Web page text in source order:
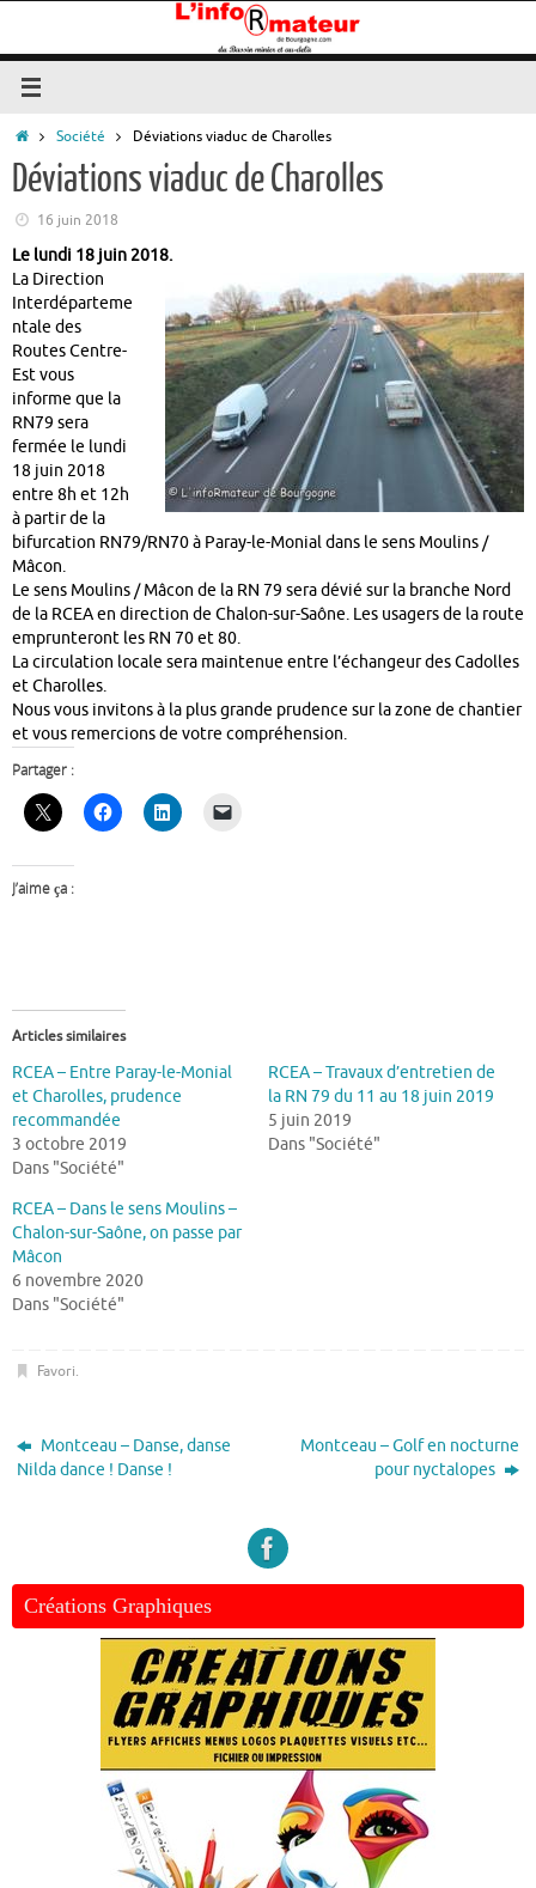
contenu
Accueil
Société Déviations viaduc de Charolles
Déviations viaduc de Charolles
16 juin 2018
Le lundi 18 juin 2018.
La Direction
Interdéparteme
ntale des
Routes Centre-
Est vous
informe que la
RN79 sera
fermée le lundi
18 juin 2018
entre 8h et 12h
à partir de la
bifurcation RN79/RN70 à Paray-le-Monial dans le sens Moulins /
Mâcon.
Le sens Moulins / Mâcon de la RN 79 sera dévié sur la branche Nord
de la RCEA en direction de Chalon-sur-Saône. Les usagers de la route
emprunteront les RN 70 et 80.
La circulation locale sera maintenue entre l’échangeur des Cadolles
et Charolles.
Nous vous invitons à la plus grande prudence sur la zone de chantier
et vous remercions de votre compréhension.
Partager :
J’aime ça :
Articles similaires
RCEA – Entre Paray-le-Monial
et Charolles, prudence
recommandée
3 octobre 2019
Dans "Société"
RCEA – Travaux d’entretien de
la RN 79 du 11 au 18 juin 2019
5 juin 2019
Dans "Société"
RCEA – Dans le sens Moulins –
Chalon-sur-Saône, on passe par
Mâcon
6 novembre 2020
Dans "Société"
Favori.
Montceau – Danse, danse
Nilda dance ! Danse !
Montceau – Golf en nocturne
pour nyctalopes
Créations Graphiques